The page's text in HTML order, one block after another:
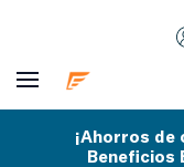
¡Ahorros de
Beneficios